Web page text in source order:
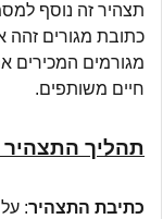
תצהיר זה נוסף
כתובת מגורים זהה
מגורמים המכירים
חיים משותפים.
תהליך התצהיר
כתיבת התצהיר: